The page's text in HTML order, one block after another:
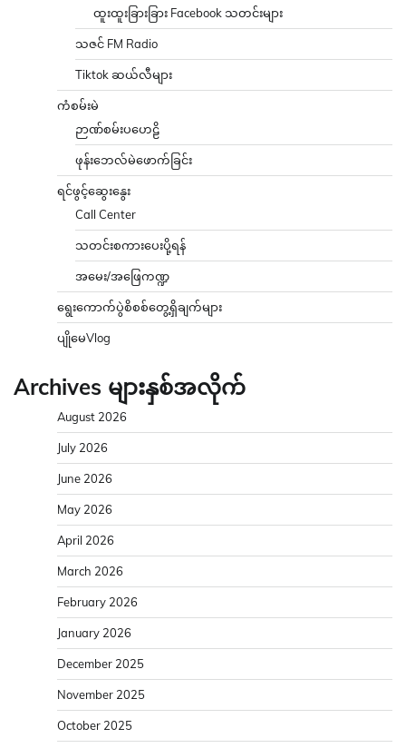
ထူးထူးခြားခြား Facebook သတင်းများ
သဇင် FM Radio
Tiktok ဆယ်လီများ
ကံစမ်းမဲ
ဉာဏ်စမ်းပဟေဠိ
ဖုန်းဘေလ်မဲဖောက်ခြင်း
ရင်ဖွင့်ဆွေးနွေး
Call Center
သတင်းစကားပေးပို့ရန်
အမေး/အဖြေကဏ္ဍ
ရွေးကောက်ပွဲစိစစ်တွေ့ရှိချက်များ
ပျိုမေVlog
Archives များနှစ်အလိုက်
August 2026
July 2026
June 2026
May 2026
April 2026
March 2026
February 2026
January 2026
December 2025
November 2025
October 2025